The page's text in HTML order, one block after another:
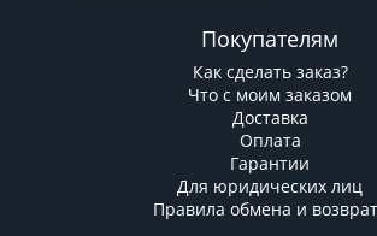
Покупателям
Как сделать заказ?
Что с моим заказом
Доставка
Оплата
Гарантии
Для юридических лиц
Правила обмена и